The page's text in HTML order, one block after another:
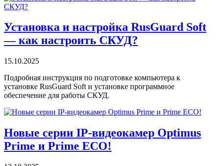
Установка и настройка RusGuard Soft
— как настроить СКУД?
15.10.2025
Подробная инструкция по подготовке компьютера к
установке RusGuard Soft и установке программное
обеспечение для работы СКУД.
Новые серии IP-видеокамер Optimus
Prime и Prime ECO!